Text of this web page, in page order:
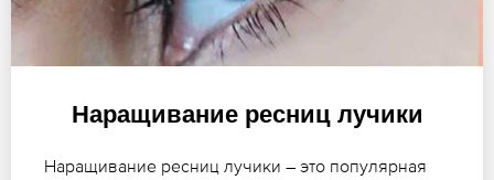
Наращивание ресниц лучики
Наращивание ресниц лучики – это популярная